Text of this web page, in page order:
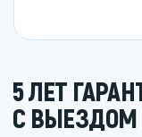
5 ЛЕТ
С ВЫЕЗДОМ